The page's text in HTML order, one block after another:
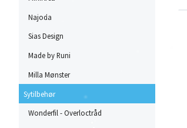
Najoda
Sias Design
Made by Runi
Milla Mønster
Sytilbehør
Wonderfil - Overloctråd